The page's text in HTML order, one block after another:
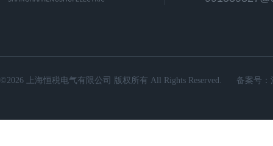
©2026 上海恒税电气有限公司 版权所有 All Rights Reserved. 备案号：